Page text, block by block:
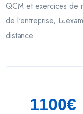
QCM et exercices de
de l'entreprise,
distance.
1100€